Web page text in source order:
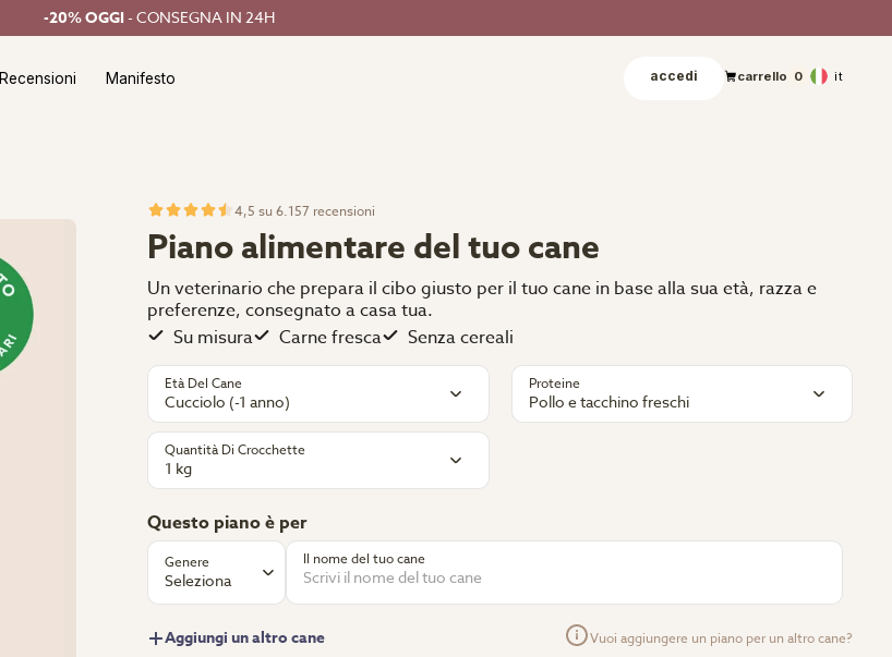
-20% OGGI- CONSEGNA IN 24H
Recensioni Manifesto accedi carrello 0 it
4,5 su 6.157 recensioni
Piano alimentare del tuo cane
Un veterinario che prepara il cibo giusto per il tuo cane in base alla sua età, razza e
preferenze, consegnato a casa tua.
️Su misura
️Carne fresca ️Senza cereali
Età Del Cane
Cucciolo (-1 anno)
Proteine
Pollo e tacchino freschi
Quantità Di Crocchette
1 kg
Questo piano è per
Genere
Seleziona
Il nome del tuo cane
Aggiungi un altro cane Vuoi aggiungere un piano per un altro cane?